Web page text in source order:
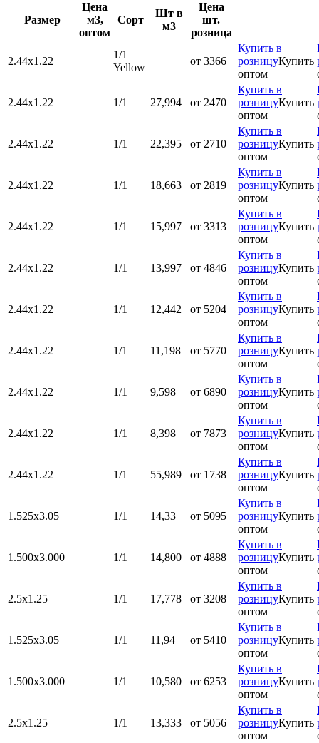
Размер
Цена
м3,
оптом
Сорт
Шт в
м3
Цена
шт.
розница
2.44х1.22
1/1
Yellow
от 3366
Купить в
розницуКупить
оптом
2.44х1.22 1/1 27,994 от 2470
Купить в
розницуКупить
оптом
2.44х1.22 1/1 22,395 от 2710
Купить в
розницуКупить
оптом
2.44х1.22 1/1 18,663 от 2819
Купить в
розницуКупить
оптом
2.44х1.22 1/1 15,997 от 3313
Купить в
розницуКупить
оптом
2.44х1.22 1/1 13,997 от 4846
Купить в
розницуКупить
оптом
2.44х1.22 1/1 12,442 от 5204
Купить в
розницуКупить
оптом
2.44х1.22 1/1 11,198 от 5770
Купить в
розницуКупить
оптом
2.44х1.22 1/1 9,598 от 6890
Купить в
розницуКупить
оптом
2.44х1.22 1/1 8,398 от 7873
Купить в
розницуКупить
оптом
2.44х1.22 1/1 55,989 от 1738
Купить в
розницуКупить
оптом
1.525х3.05 1/1 14,33 от 5095
Купить в
розницуКупить
оптом
1.500x3.000 1/1 14,800 от 4888
Купить в
розницуКупить
оптом
2.5х1.25 1/1 17,778 от 3208
Купить в
розницуКупить
оптом
1.525х3.05 1/1 11,94 от 5410
Купить в
розницуКупить
оптом
1.500x3.000 1/1 10,580 от 6253
Купить в
розницуКупить
оптом
2.5х1.25 1/1 13,333 от 5056
Купить в
розницуКупить
оптом